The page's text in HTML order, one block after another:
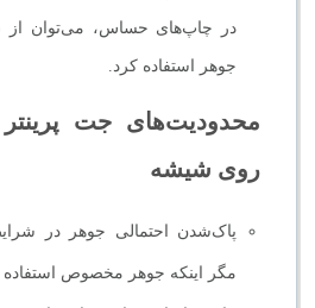
جوهر استفاده کرد.
محدودیت‌های جت
روی شیشه
پاک‌شدن احتمالی جوهر در
مگر اینکه جوهر مخصوص استفاده